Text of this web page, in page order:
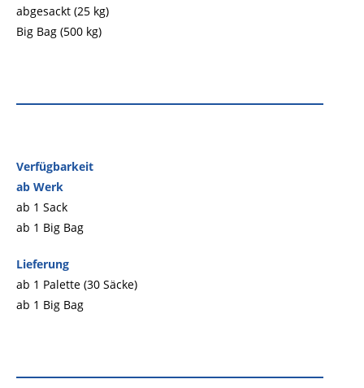
abgesackt (25 kg)
Big Bag (500 kg)
Verfügbarkeit
ab Werk
ab 1 Sack
ab 1 Big Bag
Lieferung
ab 1 Palette (30 Säcke)
ab 1 Big Bag